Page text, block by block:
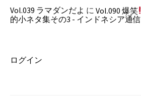
Vol.039 ラマダンだよ に Vol.090 爆笑
的小ネタ集その3 - インドネシア通信
ログイン